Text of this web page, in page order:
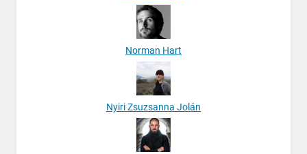
Norman Hart
Nyiri Zsuzsanna Jolán